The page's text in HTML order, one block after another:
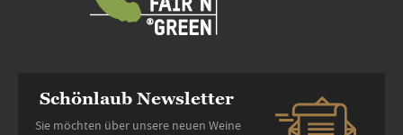
Schönlaub Newsletter
Sie möchten über unsere neuen Weine